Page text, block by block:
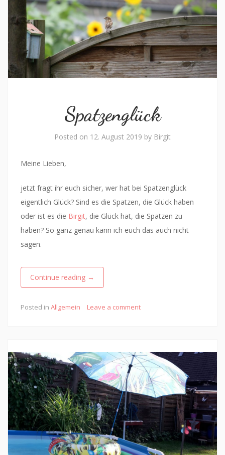
Spatzenglück
Posted on 12. August 2019 by Birgit
Meine Lieben,
jetzt fragt ihr euch sicher, wer hat bei Spatzenglück
eigentlich Glück? Sind es die Spatzen, die Glück haben
oder ist es die Birgit, die Glück hat, die Spatzen zu
haben? So ganz genau kann ich euch das auch nicht
sagen.
Continue reading →
Posted in Allgemein Leave a comment